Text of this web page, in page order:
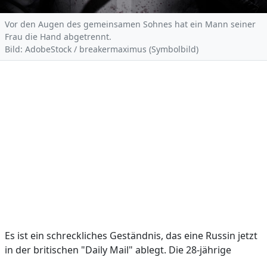
Vor den Augen des gemeinsamen Sohnes hat ein Mann seiner
Frau die Hand abgetrennt.
Bild: AdobeStock / breakermaximus (Symbolbild)
Es ist ein schreckliches Geständnis, das eine Russin jetzt
in der britischen "Daily Mail" ablegt. Die 28-jährige